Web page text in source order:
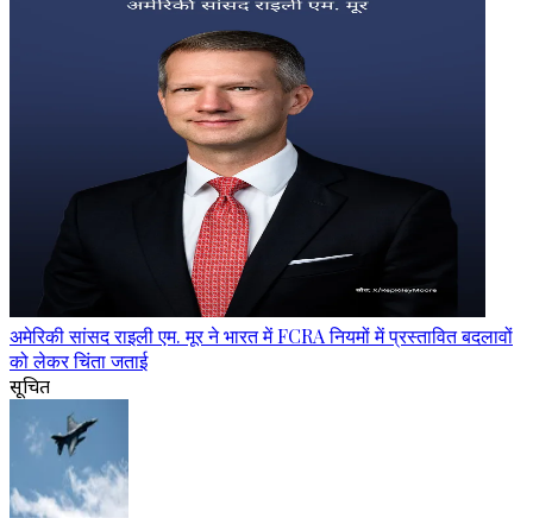
अमेरिकी सांसद राइली एम. मूर ने भारत में FCRA नियमों में प्रस्तावित बदलावों
को लेकर चिंता जताई
सूचित